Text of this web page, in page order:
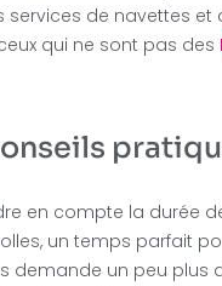
services de navettes et
qui ne sont pas des
en compte la durée
un temps parfait
demande un peu plus